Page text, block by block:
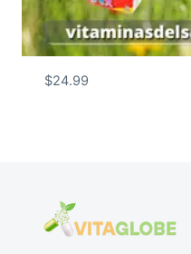
$24.99